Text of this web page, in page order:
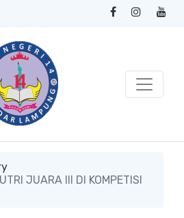
JUARA III DI KOMPETISI